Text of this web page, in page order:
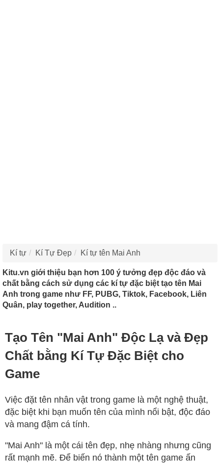
Kí tự Kí Tự Đẹp Kí tự tên Mai Anh
Kitu.vn giới thiệu bạn hơn 100 ý tưởng đẹp độc đáo và
chất bằng cách sử dụng các kí tự đặc biệt tạo tên Mai
Anh trong game như FF, PUBG, Tiktok, Facebook, Liên
Quân, play together, Audition ..
Tạo Tên "Mai Anh" Độc Lạ và Đẹp
Chất bằng Kí Tự Đặc Biệt cho
Game
Việc đặt tên nhân vật trong game là một nghệ thuật,
đặc biệt khi bạn muốn tên của mình nổi bật, độc đáo
và mang đậm cá tính.
"Mai Anh" là một cái tên đẹp, nhẹ nhàng nhưng cũng
rất mạnh mẽ. Để biến nó thành một tên game ấn